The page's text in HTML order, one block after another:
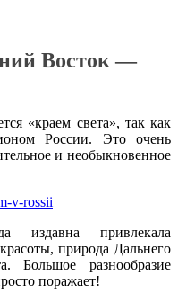
Восток —
«краем света», так как
России. Это очень
и необыкновенное
издавна привлекала
природа Дальнего
Большое разнообразие
поражает!